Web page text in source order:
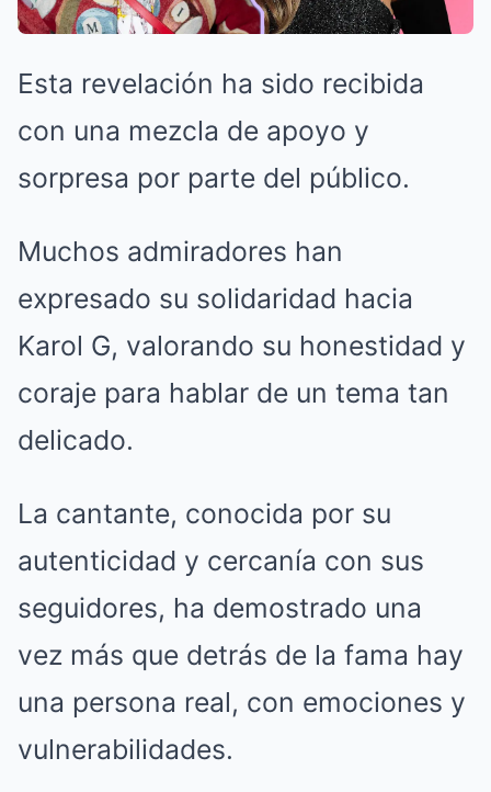
Esta revelación ha sido recibida
con una mezcla de apoyo y
sorpresa por parte del público.
Muchos admiradores han
expresado su solidaridad hacia
Karol G, valorando su honestidad y
coraje para hablar de un tema tan
delicado.
La cantante, conocida por su
autenticidad y cercanía con sus
seguidores, ha demostrado una
vez más que detrás de la fama hay
una persona real, con emociones y
vulnerabilidades.